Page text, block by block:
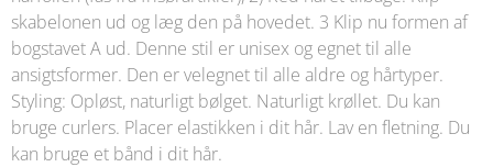
skabelonen ud og læg den på hovedet. 3 Klip nu formen af ​​
bogstavet A ud. Denne stil er unisex og egnet til alle
ansigtsformer. Den er velegnet til alle aldre og hårtyper.
Styling: Opløst, naturligt bølget. Naturligt krøllet. Du kan
bruge curlers. Placer elastikken i dit hår. Lav en fletning. Du
kan bruge et bånd i dit hår.